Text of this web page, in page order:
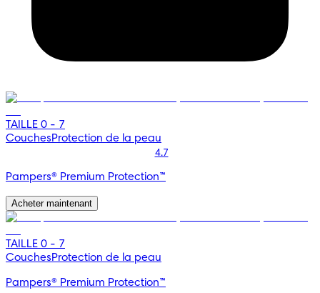
TAILLE 0 - 7
CouchesProtection de la peau
4.7
Pampers® Premium Protection™
Acheter maintenant
TAILLE 0 - 7
CouchesProtection de la peau
Pampers® Premium Protection™